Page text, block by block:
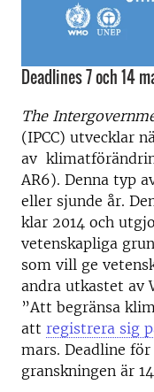
Deadlines 7 och 14
The
(IPCC) utvecklar
av
AR6). Denna typ
eller sjunde år.
klar 2014 och
vetenskapliga
som vill ge
andra utkastet av
”Att begränsa
att registrera sig
mars. Deadline
granskningen är